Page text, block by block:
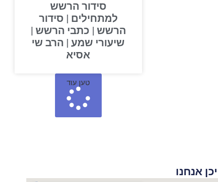
סידור הרשש
למתחילים | סידור
הרשש | כתבי הרשש |
שיעורי שמע | הרב שי
אסיא
טען עוד
אנחנו